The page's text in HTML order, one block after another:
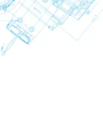
kondenzátu
Mechanické odkaľovače